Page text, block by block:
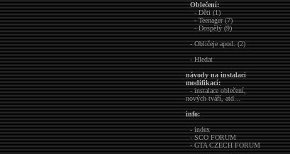
Oblečení:
- Děti (1)
- Teenager (7)
- Dospělý (9)
- Obličeje apod. (2)
- Hledat
návody na instalaci
modifikací:
- instalace oblečení,
nových tváří, atd...
info:
- index
- SCO FORUM
- GTA CZECH FORUM